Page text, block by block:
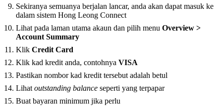
Sekiranya semuanya berjalan lancar, anda akan dapat masuk ke
dalam sistem Hong Leong Connect
Lihat pada laman utama akaun dan pilih menu Overview >
Account Summary
Klik Credit Card
Klik kad kredit anda, contohnya VISA
Pastikan nombor kad kredit tersebut adalah betul
Lihat outstanding balance seperti yang terpapar
Buat bayaran minimum jika perlu